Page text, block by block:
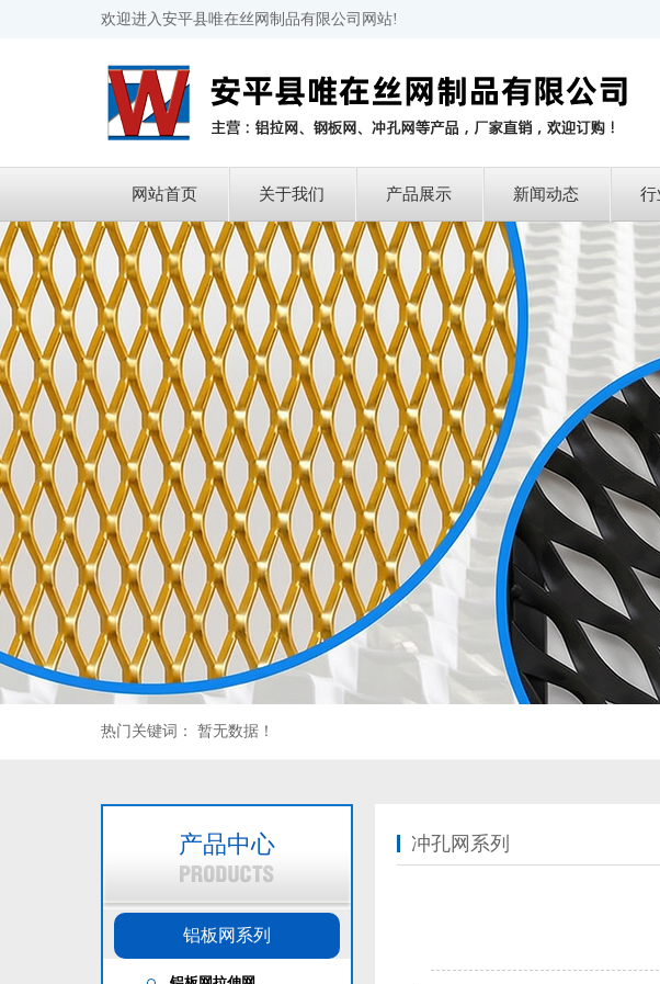
欢迎进入安平县唯在丝网制品有限公司网站!
网站首页 关于我们 产品展示 新闻动态 行
热门关键词： 暂无数据！
产品中心
铝板网系列
冲孔网系列